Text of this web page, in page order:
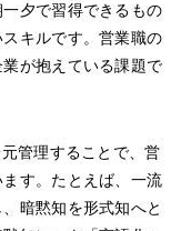
夕で習得できるもの
キルです。営業職の
が抱えている課題で
管理することで、営
す。たとえば、一流
暗黙知を形式知へと